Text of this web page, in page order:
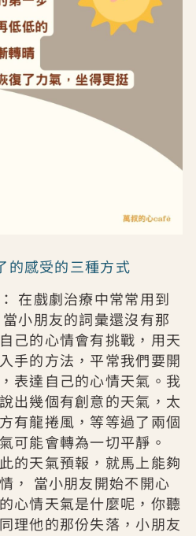
的感受的三種方式
在戲劇治療中常常用到
小朋友的詞彙還沒有那
己的心情會有挑戰，用天
手的方法，平常我們要開
表達自己的心情天氣。我
出幾個有創意的天氣，太
有龍捲風，等等過了兩個
可能會轉為一切平靜。
的天氣預報，就馬上能夠
， 當小朋友開始不開心
心情天氣是什麼呢，你聽
理他的那份失落，小朋友